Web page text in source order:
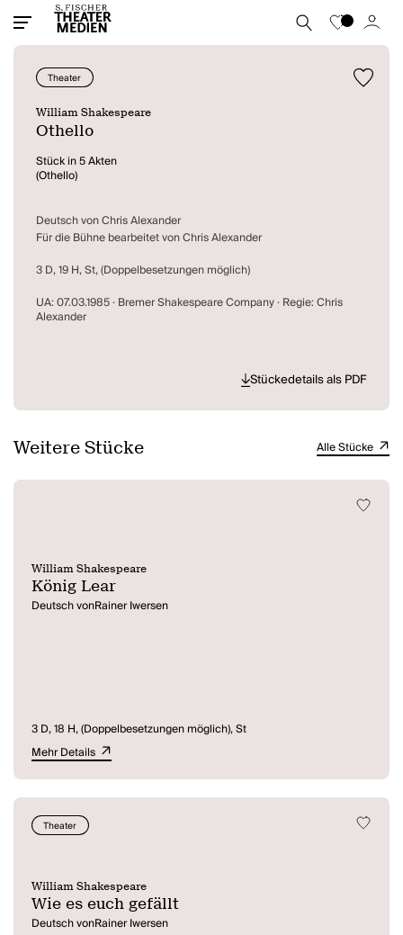
Theater
William Shakespeare
Othello
Stück in 5 Akten
(Othello)
Deutsch von Chris Alexander
Für die Bühne bearbeitet von Chris Alexander
3 D, 19 H, St, (Doppelbesetzungen möglich)
UA: 07.03.1985 · Bremer Shakespeare Company · Regie: Chris
Alexander
Stückedetails als PDF
Weitere Stücke Alle Stücke
William Shakespeare
König Lear
Deutsch vonRainer Iwersen
3 D, 18 H, (Doppelbesetzungen möglich), St
Mehr Details
Theater
William Shakespeare
Wie es euch gefällt
Deutsch vonRainer Iwersen